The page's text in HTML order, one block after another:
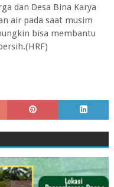
dan Desa Bina Karya
air pada saat musim
bisa membantu